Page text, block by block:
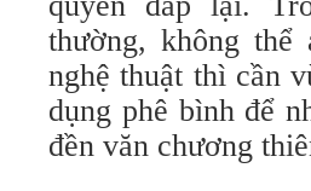
thường, không
nghệ thuật thì cần
dụng phê bình để
đền văn chương